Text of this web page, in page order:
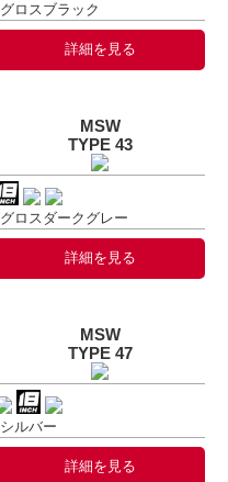
グロスブラック
詳細を見る
MSW
TYPE 43
グロスダークグレー
詳細を見る
MSW
TYPE 47
シルバー
詳細を見る